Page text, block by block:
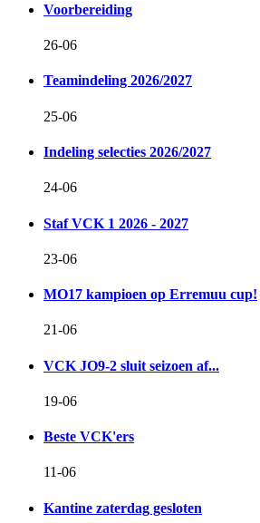
Voorbereiding
26-06
Teamindeling 2026/2027
25-06
Indeling selecties 2026/2027
24-06
Staf VCK 1 2026 - 2027
23-06
MO17 kampioen op Erremuu cup!
21-06
VCK JO9-2 sluit seizoen af...
19-06
Beste VCK'ers
11-06
Kantine zaterdag gesloten